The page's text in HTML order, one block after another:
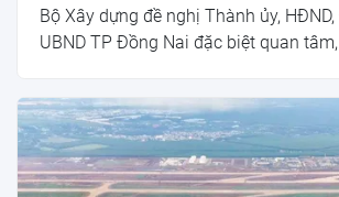
Bộ Xây dựng đề nghị Thành ủy,
UBND TP Đồng Nai đặc biệt quan